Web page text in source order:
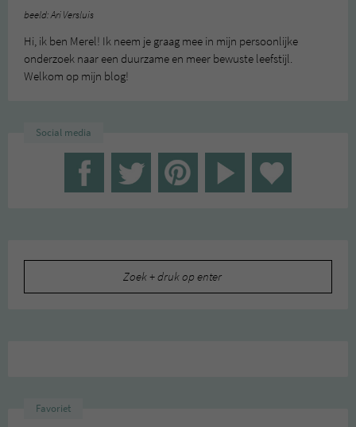
beeld: Ari Versluis
Hi, ik ben Merel! Ik neem je graag mee in mijn persoonlijke
onderzoek naar een duurzame en meer bewuste leefstijl.
Welkom op mijn blog!
Social media
Favoriet